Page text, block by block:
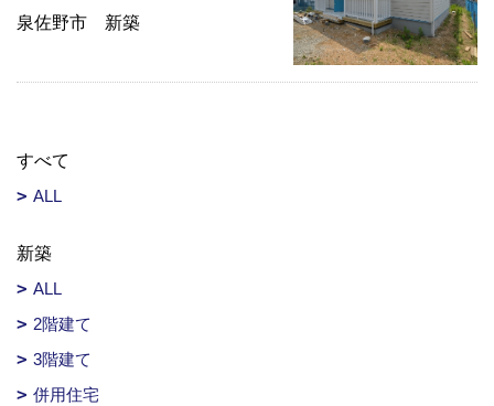
泉佐野市 新築
すべて
ALL
新築
ALL
2階建て
3階建て
併用住宅